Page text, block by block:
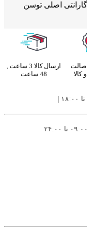
اصلی توسن
کالا
ارسال کالا 3 ساعت ,
48 ساعت